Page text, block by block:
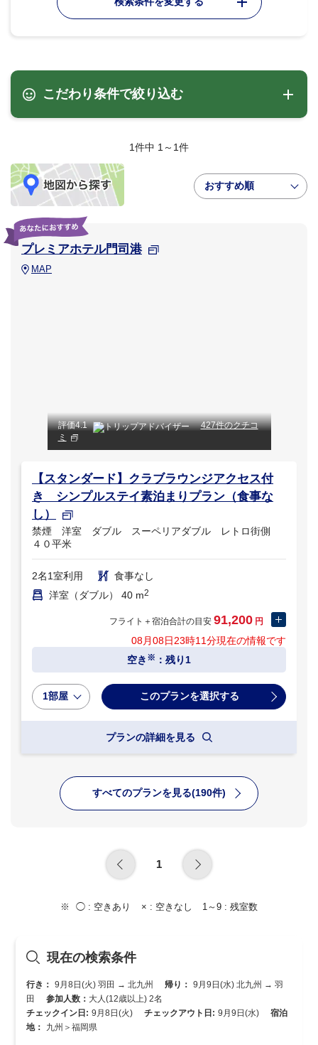
こだわり条件で絞り込む
1件中 1～1件
おすすめ順
プレミアホテル門司港
MAP
評価4.1
427件のクチコ
ミ
【スタンダード】クラブラウンジアクセス付
き シンプルステイ素泊まりプラン（食事な
し）
禁煙 洋室 ダブル スーペリアダブル レトロ街側
４０平米
2名1室利用
食事なし
洋室（ダブル） 40 m2
フライト＋宿泊合計の目安 91,200 円
08月08日23時11分現在の情報です
空き ※ ：残り1
1部屋
プランの詳細を見る
すべてのプランを見る(190件)
1
◯ : 空きあり × : 空きなし 1～9 : 残室数
現在の検索条件
行き： 9月8日(火) 羽田 → 北九州 帰り： 9月9日(水) 北九州 → 羽
田
参加人数： 大人(12歳以上) 2名
チェックイン日: 9月8日(火) チェックアウト日: 9月9日(水)
宿泊
地：
九州＞福岡県